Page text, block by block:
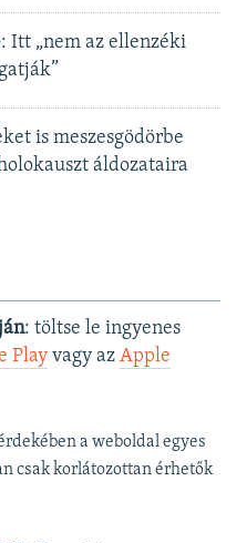
Itt „nem az ellenzéki
is meszesgödörbe
áldozataira
: töltse le ingyenes
Playvagy az Apple
a weboldal egyes
csak korlátozottan érhetők